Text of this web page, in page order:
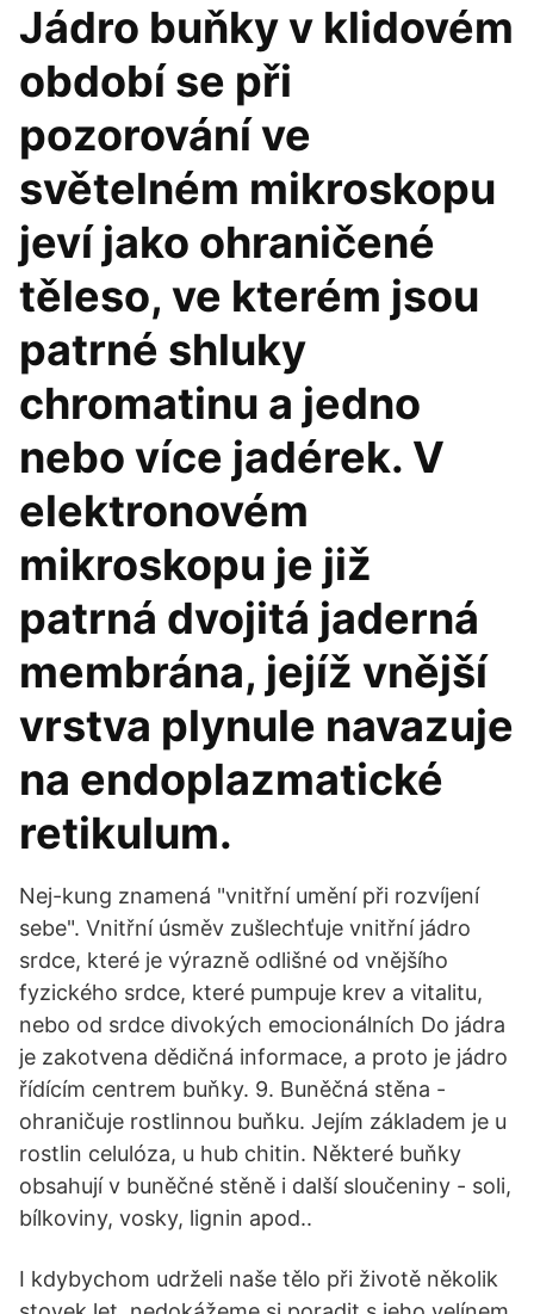
Jádro buňky v klidovém
období se při
pozorování ve
světelném mikroskopu
jeví jako ohraničené
těleso, ve kterém jsou
patrné shluky
chromatinu a jedno
nebo více jadérek. V
elektronovém
mikroskopu je již
patrná dvojitá jaderná
membrána, jejíž vnější
vrstva plynule navazuje
na endoplazmatické
retikulum.
Nej-kung znamená "vnitřní umění při rozvíjení
sebe". Vnitřní úsměv zušlechťuje vnitřní jádro
srdce, které je výrazně odlišné od vnějšího
fyzického srdce, které pumpuje krev a vitalitu,
nebo od srdce divokých emocionálních Do jádra
je zakotvena dědičná informace, a proto je jádro
řídícím centrem buňky. 9. Buněčná stěna -
ohraničuje rostlinnou buňku. Jejím základem je u
rostlin celulóza, u hub chitin. Některé buňky
obsahují v buněčné stěně i další sloučeniny - soli,
bílkoviny, vosky, lignin apod..
I kdybychom udrželi naše tělo při životě několik